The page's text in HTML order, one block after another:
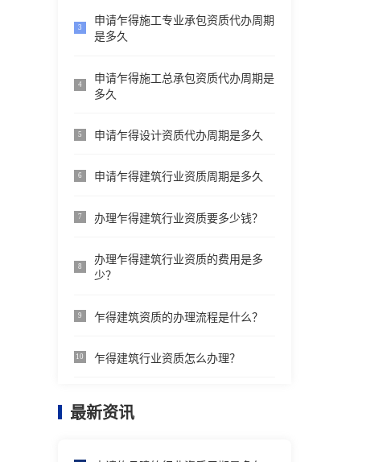
3
申请乍得施工专业承包资质代办周期
是多久
4
申请乍得施工总承包资质代办周期是
多久
5 申请乍得设计资质代办周期是多久
6 申请乍得建筑行业资质周期是多久
7 办理乍得建筑行业资质要多少钱？
8
办理乍得建筑行业资质的费用是多
少？
9 乍得建筑资质的办理流程是什么？
10 乍得建筑行业资质怎么办理？
最新资讯